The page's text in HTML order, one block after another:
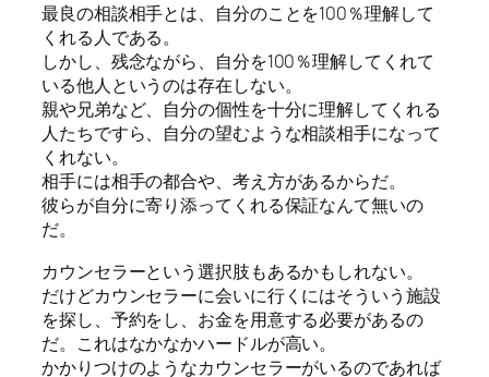
最良の相談相手とは、自分のことを100％理解して
くれる人である。
しかし、残念ながら、自分を100％理解してくれて
いる他人というのは存在しない。
親や兄弟など、自分の個性を十分に理解してくれる
人たちですら、自分の望むような相談相手になって
くれない。
相手には相手の都合や、考え方があるからだ。
彼らが自分に寄り添ってくれる保証なんて無いの
だ。
カウンセラーという選択肢もあるかもしれない。
だけどカウンセラーに会いに行くにはそういう施設
を探し、予約をし、お金を用意する必要があるの
だ。これはなかなかハードルが高い。
かかりつけのようなカウンセラーがいるのであれば